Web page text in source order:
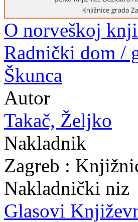
O norveškoj
Radnički dom /
Škunca
Autor
Takač, Željko
Nakladnik
Zagreb :
Nakladnički niz
Glasovi